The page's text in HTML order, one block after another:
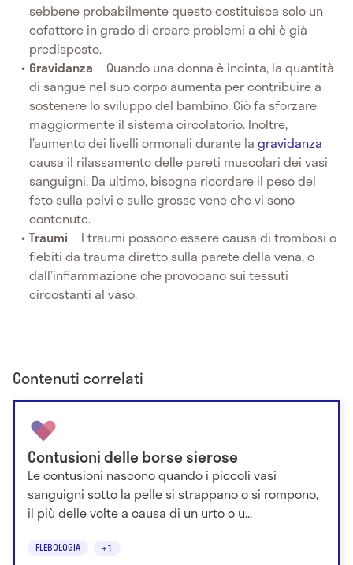
sebbene probabilmente questo costituisca solo un
cofattore in grado di creare problemi a chi è già
predisposto.
Gravidanza− Quando una donna è incinta, la quantità
di sangue nel suo corpo aumenta per contribuire a
sostenere lo sviluppo del bambino. Ciò fa sforzare
maggiormente il sistema circolatorio. Inoltre,
l’aumento dei livelli ormonali durante lagravidanza
causa il rilassamento delle pareti muscolari dei vasi
sanguigni. Da ultimo, bisogna ricordare il peso del
feto sulla pelvi e sulle grosse vene che vi sono
contenute.
Traumi− I traumi possono essere causa di trombosi o
flebiti da trauma diretto sulla parete della vena, o
dall’infiammazione che provocano sui tessuti
circostanti al vaso.
Contenuti correlati
Contusioni delle borse sierose
Le contusioni nascono quando i piccoli vasi
sanguigni sotto la pelle si strappano o si rompono,
il più delle volte a causa di un urto o u...
FLEBOLOGIA +1